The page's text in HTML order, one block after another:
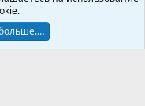
Ltd.